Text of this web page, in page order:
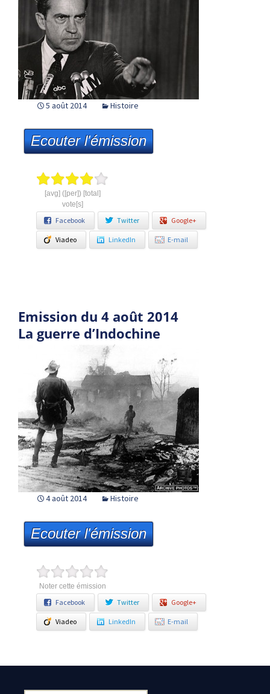
5 août 2014 Histoire
Ecouter l'émission
[avg] ([per]) [total]
vote[s]
Facebook Twitter Google+
Viadeo LinkedIn E-mail
Emission du 4 août 2014
La guerre d’Indochine
4 août 2014 Histoire
Ecouter l'émission
Noter cette émission
Facebook Twitter Google+
Viadeo LinkedIn E-mail